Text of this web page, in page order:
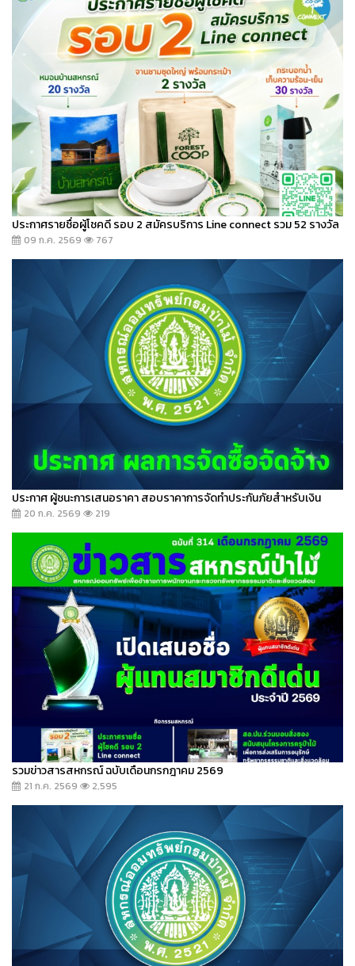
ประกาศรายชื่อผู้โชคดี รอบ 2 สมัครบริการ Line connect รวม 52 รางวัล
09 ก.ค. 2569 767
ประกาศ ผู้ชนะการเสนอราคา สอบราคาการจัดทำประกันภัยสำหรับเงิน
20 ก.ค. 2569 219
รวมข่าวสารสหกรณ์ ฉบับเดือนกรกฎาคม 2569
21 ก.ค. 2569 2,595